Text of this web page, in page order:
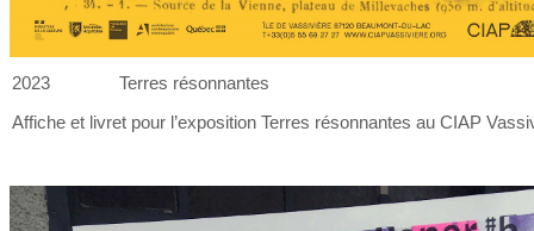
2023
Terres résonnantes
Affiche et livret pour l’exposition Terres résonnantes au CIAP